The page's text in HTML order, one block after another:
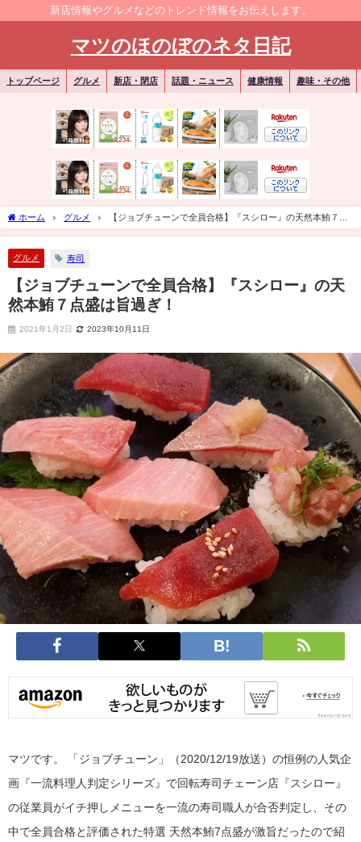
新店情報やグルメなどのトレンド情報をお伝えします。
マツのほのぼのネタ日記
トップページ グルメ 新店・閉店 話題・ニュース 健康情報 趣味・その他
ホーム グルメ
【ジョブチューンで全員合格】『スシロー』の天然本鮪７点
盛は旨過ぎ！
グルメ 寿司
【ジョブチューンで全員合格】『スシロー』の天
然本鮪７点盛は旨過ぎ！
2021年1月2日 2023年10月11日
マツです。 「ジョブチューン」（2020/12/19放送）の恒例の人気企
画『一流料理人判定シリーズ』で回転寿司チェーン店『スシロー』
の従業員がイチ押しメニューを一流の寿司職人が合否判定し、その
中で全員合格と評価された特選 天然本鮪7点盛が激旨だったので紹